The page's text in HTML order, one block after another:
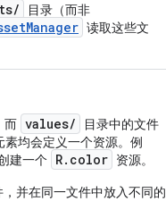
目录（而非
读取这些文
而 values/
目录中的文件
素均会定义一个资源。例
建一个 R.color 资源。
并在同一文件中放入不同的